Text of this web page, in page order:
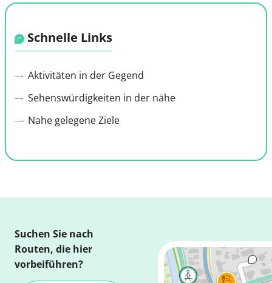
Schnelle Links
Aktivitäten in der Gegend
Sehenswürdigkeiten in der nähe
Nahe gelegene Ziele
Suchen Sie nach
Routen, die hier
vorbeiführen?